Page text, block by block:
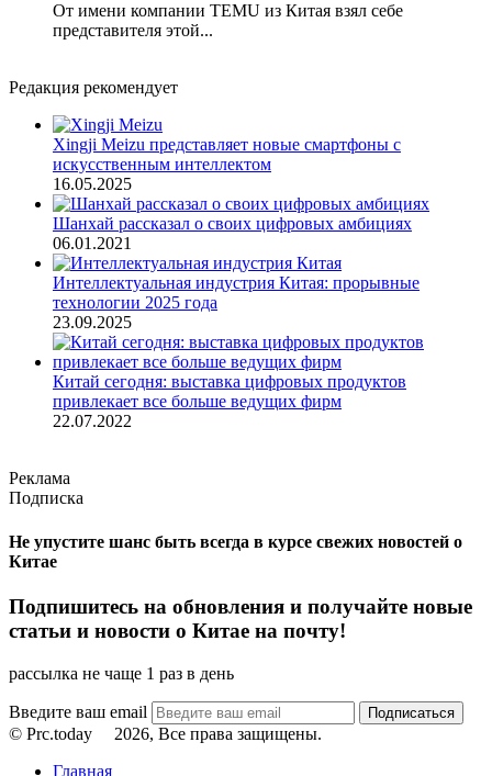
От имени компании TEMU из Китая взял себе
представителя этой...
Редакция рекомендует
Xingji Meizu представляет новые смартфоны с
искусственным интеллектом
16.05.2025
Шанхай рассказал о своих цифровых амбициях
06.01.2021
Интеллектуальная индустрия Китая: прорывные
технологии 2025 года
23.09.2025
Китай сегодня: выставка цифровых продуктов
привлекает все больше ведущих фирм
22.07.2022
Реклама
Подписка
Не упустите шанс быть всегда в курсе свежих новостей о
Китае
Подпишитесь на обновления и получайте новые
статьи и новости о Китае на почту!
рассылка не чаще 1 раз в день
Введите ваш email
© Prc.today
2026, Все права защищены.
Главная